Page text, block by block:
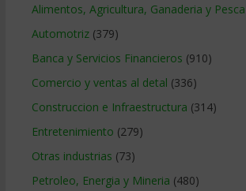
Alimentos, Agricultura, Ganaderia y Pesca
Automotriz(379)
Banca y Servicios Financieros (910)
Comercio y ventas al detal (336)
Construccion e Infraestructura (314)
Entretenimiento (279)
Otras industrias (73)
Petroleo, Energia y Mineria (480)